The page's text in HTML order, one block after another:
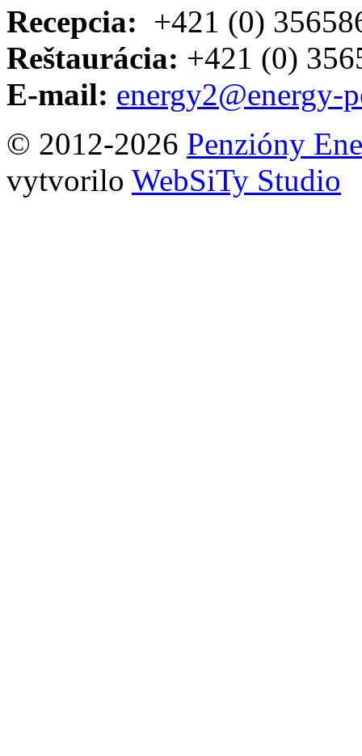
Recepcia: +421 (0)
Reštaurácia: +421 (0)
E-mail: energy2@energy-
© 2012-2026 Penzióny
vytvorilo WebSiTy Studio